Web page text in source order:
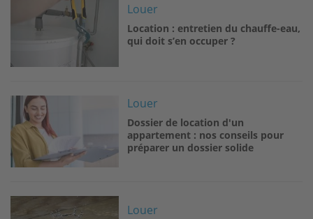
Louer
Location : entretien du chauffe-eau,
qui doit s’en occuper ?
Image Louer
Dossier de location d'un
appartement : nos conseils pour
préparer un dossier solide
Image
Louer